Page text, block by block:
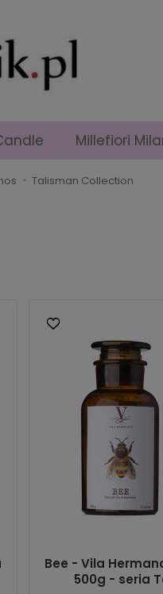
Millefiori
Talisman Collection
Bee - Vila
500g - seria